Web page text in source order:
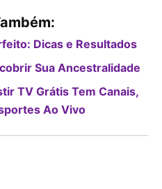
Dicas e Resultados
Sua Ancestralidade
TV Grátis Tem Canais,
Ao Vivo